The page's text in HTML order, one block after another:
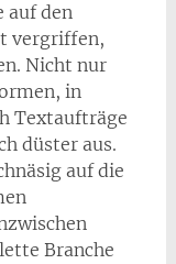
auf den
vergriffen,
Nicht nur
in
Textaufträge
düster aus.
auf die
Branche